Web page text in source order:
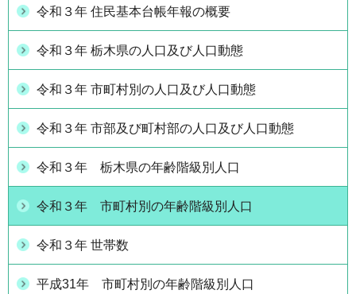
令和３年 住民基本台帳年報の概要
令和３年 栃木県の人口及び人口動態
令和３年 市町村別の人口及び人口動態
令和３年 市部及び町村部の人口及び人口動態
令和３年 栃木県の年齢階級別人口
令和３年 市町村別の年齢階級別人口
令和３年 世帯数
平成31年 市町村別の年齢階級別人口